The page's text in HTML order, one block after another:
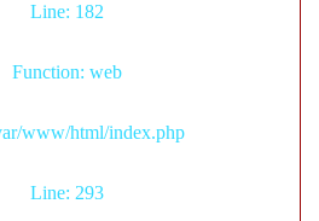
Line: 182
Function: web
www/html/index.php
Line: 293